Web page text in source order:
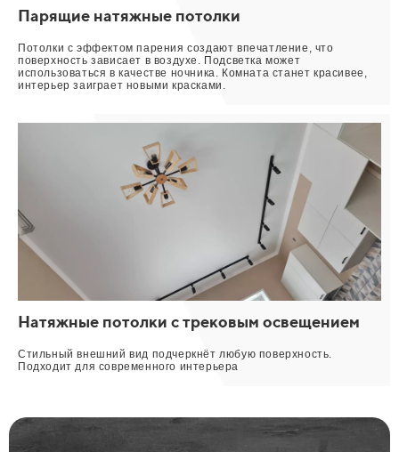
Парящие натяжные потолки
Потолки с эффектом парения создают впечатление, что
поверхность зависает в воздухе. Подсветка может
использоваться в качестве ночника. Комната станет красивее,
интерьер заиграет новыми красками.
Натяжные потолки с трековым освещением
Стильный внешний вид подчеркнёт любую поверхность.
Подходит для современного интерьера